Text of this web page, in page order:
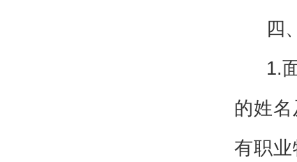
四
1.
的姓
有职